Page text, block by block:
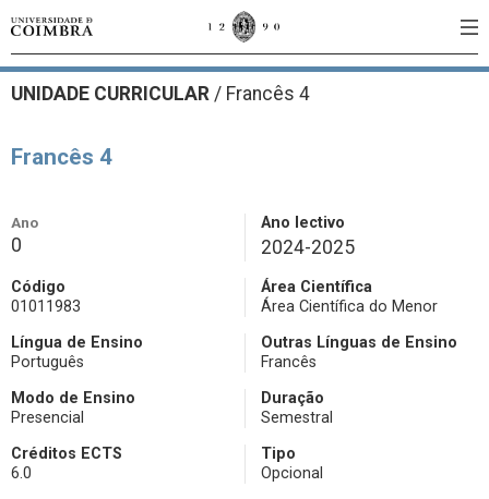
UNIDADE CURRICULAR / Francês 4
Francês 4
Ano
0
Ano lectivo
2024-2025
Código
01011983
Área Científica
Área Científica do Menor
Língua de Ensino
Português
Outras Línguas de Ensino
Francês
Modo de Ensino
Presencial
Duração
Semestral
Créditos ECTS
6.0
Tipo
Opcional